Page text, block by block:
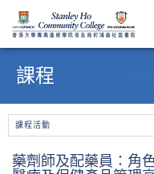
始
課程
課程活動
藥劑師及配藥員：角